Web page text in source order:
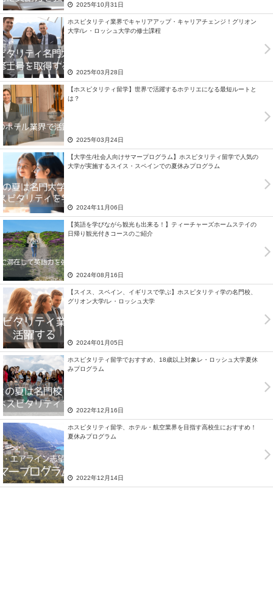
2025年10月31日
ホスピタリティ業界でキャリアアップ・キャリアチェンジ！グリオン
大学/レ・ロッシュ大学の修士課程
2025年03月28日
【ホスピタリティ留学】世界で活躍するホテリエになる最短ルートと
は？
2025年03月24日
【大学生/社会人向けサマープログラム】ホスピタリティ留学で人気の
大学が実施するスイス・スペインでの夏休みプログラム
2024年11月06日
【英語を学びながら観光も出来る！】ティーチャーズホームステイの
日帰り観光付きコースのご紹介
2024年08月16日
【スイス、スペイン、イギリスで学ぶ】ホスピタリティ学の名門校、
グリオン大学/レ・ロッシュ大学
2024年01月05日
ホスピタリティ留学でおすすめ、18歳以上対象レ・ロッシュ大学夏休
みプログラム
2022年12月16日
ホスピタリティ留学、ホテル・航空業界を目指す高校生におすすめ！
夏休みプログラム
2022年12月14日